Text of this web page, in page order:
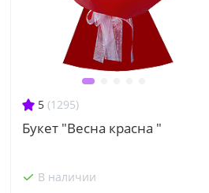
5 (1295)
Букет "Весна красна "
В наличии